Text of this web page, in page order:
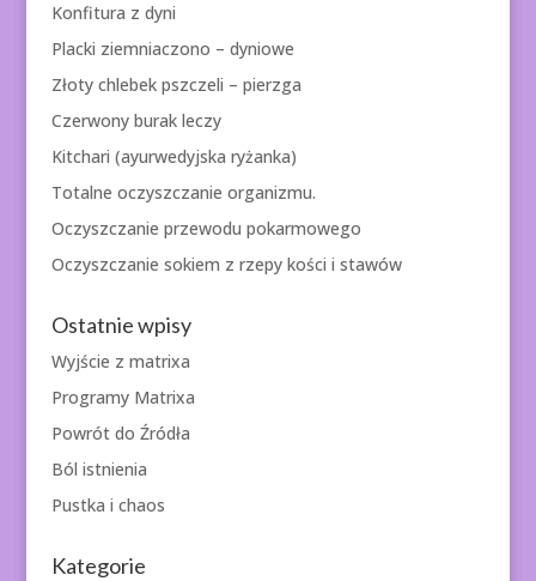
Konfitura z dyni
Placki ziemniaczono – dyniowe
Złoty chlebek pszczeli – pierzga
Czerwony burak leczy
Kitchari (ayurwedyjska ryżanka)
Totalne oczyszczanie organizmu.
Oczyszczanie przewodu pokarmowego
Oczyszczanie sokiem z rzepy kości i stawów
Ostatnie wpisy
Wyjście z matrixa
Programy Matrixa
Powrót do Źródła
Ból istnienia
Pustka i chaos
Kategorie